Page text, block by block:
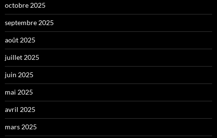
octobre 2025
septembre 2025
août 2025
juillet 2025
juin 2025
mai 2025
avril 2025
mars 2025